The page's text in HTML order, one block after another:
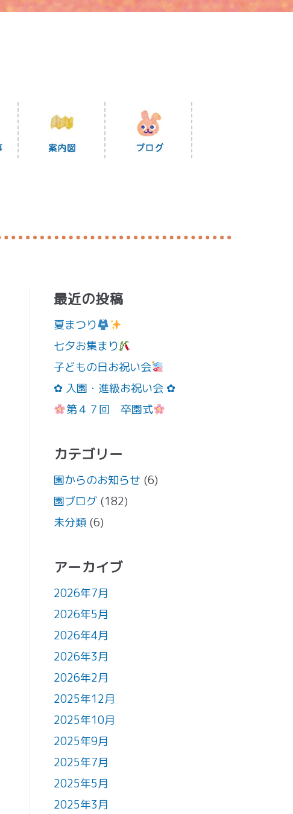
最近の投稿
夏まつり
七夕お集まり
子どもの日お祝い会
✿ 入園・進級お祝い会 ✿
第４７回 卒園式
カテゴリー
園からのお知らせ (6)
園ブログ (182)
未分類 (6)
アーカイブ
2026年7月
2026年5月
2026年4月
2026年3月
2026年2月
2025年12月
2025年10月
2025年9月
2025年7月
2025年5月
2025年3月